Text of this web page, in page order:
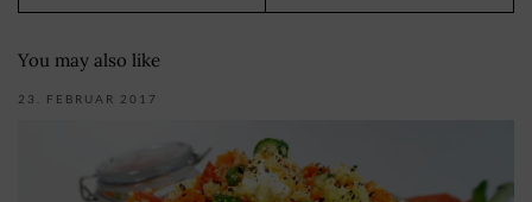
You may also like
23. FEBRUAR 2017